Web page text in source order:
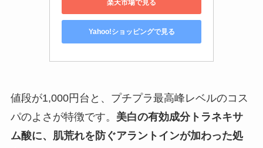
楽天市場で見る
Yahoo!ショッピングで見る
値段が1,000円台と、プチプラ最高峰レベルのコス
パのよさが特徴です。 美白の有効成分トラネキサ
ム酸に、肌荒れを防ぐアラントインが加わった処